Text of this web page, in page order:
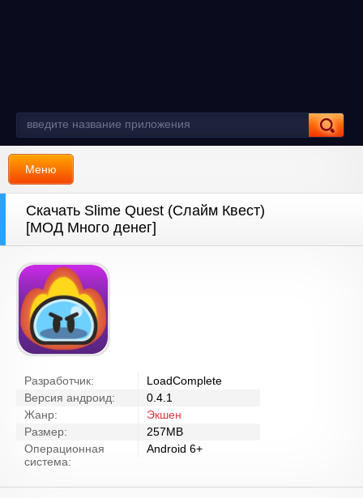
Меню
Скачать Slime Quest (Слайм Квест)
[МОД Много денег]
Разработчик:
LoadComplete
Версия андроид:
0.4.1
Жанр:
Экшен
Размер:
257MB
Операционная
система:
Android 6+